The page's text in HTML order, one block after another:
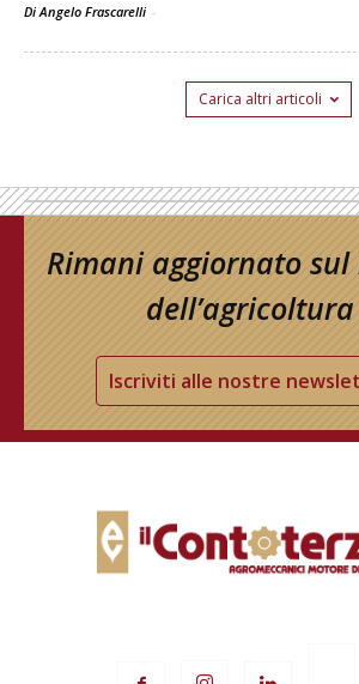
Di Angelo Frascarelli -
Carica altri articoli
Rimani aggiornato
dell’agricoltura
Iscriviti alle nostre